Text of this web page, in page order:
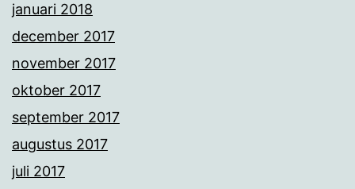
januari 2018
december 2017
november 2017
oktober 2017
september 2017
augustus 2017
juli 2017